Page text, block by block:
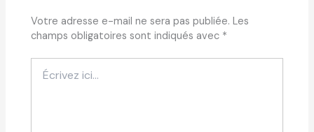
Votre adresse e-mail ne sera pas publiée. Les
champs obligatoires sont indiqués avec *
ici…